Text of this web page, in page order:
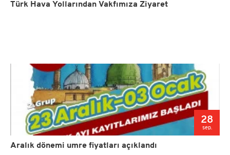
Türk Hava Yollarından Vakfımıza Ziyaret
28
sep.
Aralık dönemi umre fiyatları açıklandı